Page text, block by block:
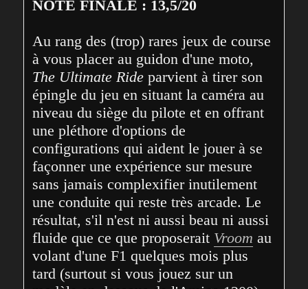
NOTE FINALE : 13,5/20
Au rang des (trop) rares jeux de course
The Ultimate Ride parvient à tirer son
épingle du jeu en situant la caméra au
niveau du siège du pilote et en offrant
une pléthore d'options de
configurations qui aident le jouer à se
façonner une expérience sur mesure
sans jamais complexifier inutilement
une conduite qui reste très arcade. Le
résultat, s'il n'est ni aussi beau ni aussi
fluide que ce que proposerait Vroom au
volant d'une F1 quelques mois plus
tard (surtout si vous jouez sur un